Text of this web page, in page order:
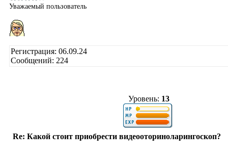
Уважаемый пользователь
Регистрация: 06.09.24
Сообщений: 224
Уровень: 13
Re: Какой стоит приобрести видеооториноларингоскоп?